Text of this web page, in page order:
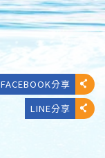
FACEBOOK分享
LINE分享